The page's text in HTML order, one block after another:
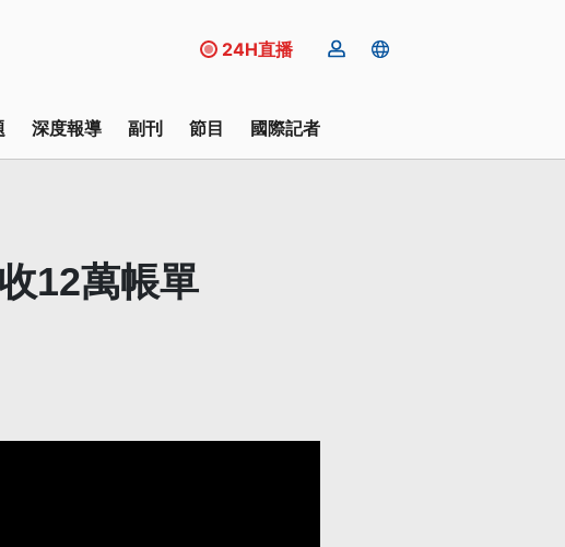
24H直播
深度報導 副刊 節目 國際記者
12萬帳單